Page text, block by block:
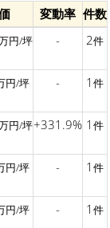
変動率 件数
円/坪 - 2件
円/坪 - 1 件
円/坪+331.9% 1 件
円/坪 - 1 件
円/坪 - 1 件